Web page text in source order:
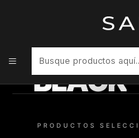
BLACK
PRODUCTOS